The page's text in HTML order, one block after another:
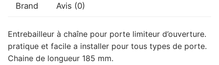
Brand Avis (0)
Entrebailleur à chaîne pour porte limiteur d’ouverture.
pratique et facile a installer pour tous types de porte.
Chaine de longueur 185 mm.